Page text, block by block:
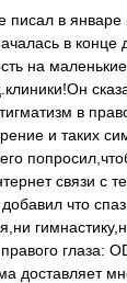
писал в
в конце
на
в
и таких
связи с
что
глаза:
доставляет